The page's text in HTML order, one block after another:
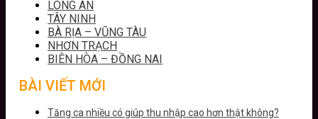
LONG AN
TÂY NINH
BÀ RỊA – VŨNG TÀU
NHƠN TRẠCH
BIÊN HÒA – ĐỒNG NAI
BÀI VIẾT MỚI
Tăng ca nhiều có giúp thu nhập cao hơn thật không?